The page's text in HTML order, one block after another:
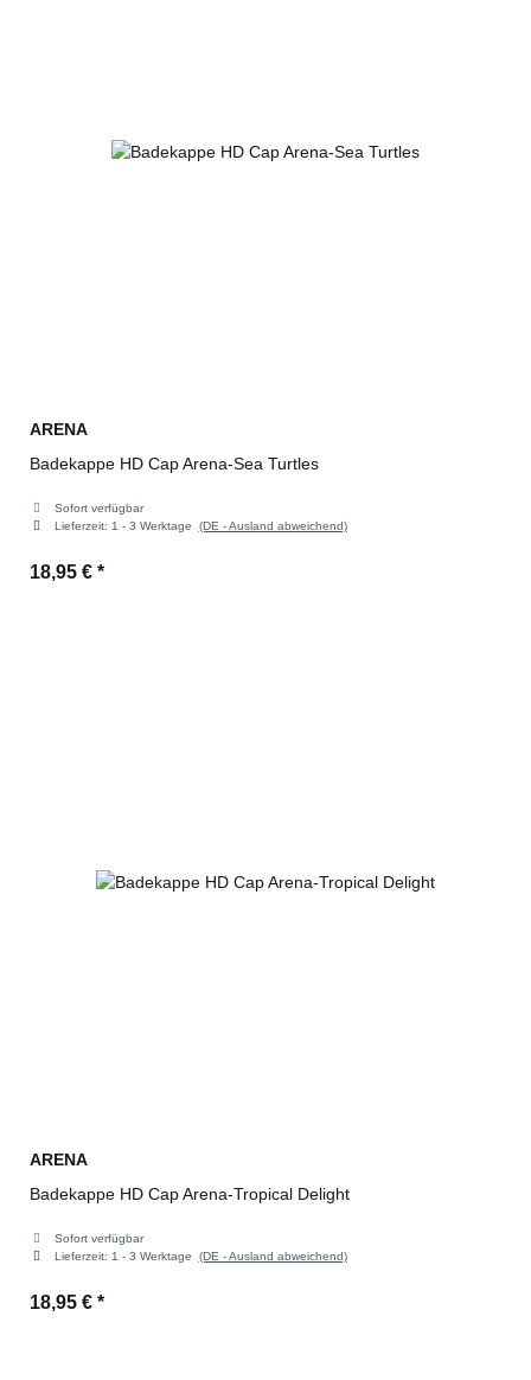
ARENA
Badekappe HD Cap Arena-Sea Turtles
Sofort verfügbar
Lieferzeit: 1 - 3 Werktage (DE - Ausland abweichend)
18,95 € *
ARENA
Badekappe HD Cap Arena-Tropical Delight
Sofort verfügbar
Lieferzeit: 1 - 3 Werktage (DE - Ausland abweichend)
18,95 € *